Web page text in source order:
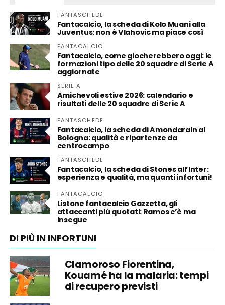
FANTASCHEDE
Fantacalcio, la scheda di Kolo Muani alla
Juventus: non è Vlahovic ma piace così
FANTACALCIO
Fantacalcio, come giocherebbero oggi: le
formazioni tipo delle 20 squadre di Serie A
aggiornate
SERIE A
Amichevoli estive 2026: calendario e
risultati delle 20 squadre di Serie A
FANTASCHEDE
Fantacalcio, la scheda di Amondarain al
Bologna: qualità e ripartenze da
centrocampo
FANTASCHEDE
Fantacalcio, la scheda di Stones all’Inter:
esperienza e qualità, ma quanti infortuni!
FANTACALCIO
Listone fantacalcio Gazzetta, gli
attaccanti più quotati: Ramos c’è ma
insegue
DI PIÙ IN INFORTUNI
Clamoroso Fiorentina,
Kouamé ha la malaria: tempi
di recupero previsti